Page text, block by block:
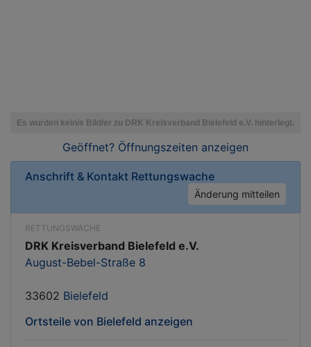
Geöffnet? Öffnungszeiten anzeigen
Anschrift & Kontakt Rettungswache
Änderung mitteilen
RETTUNGSWACHE
DRK Kreisverband Bielefeld e.V.
August-Bebel-Straße 8
33602 Bielefeld
Ortsteile von Bielefeld anzeigen